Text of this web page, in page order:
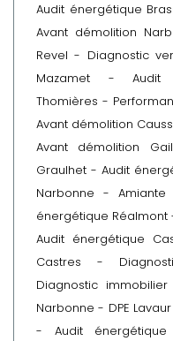
Audit énergétique
Avant démolition
Revel - Diagnostic
Mazamet - Audit
Thomières -
Avant démolition
Avant démolition
Graulhet - Audit
Narbonne -
énergétique Réalmont
Audit énergétique
Castres -
Diagnostic immobilier
Narbonne - DPE Lavaur
- Audit énergétique